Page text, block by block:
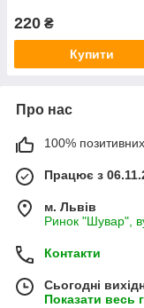
220 ₴
Купити
Про нас
100% позитивних
Працює з
м. Львів
Ринок "Шувар",
Контакти
Сьогодні
Показати весь